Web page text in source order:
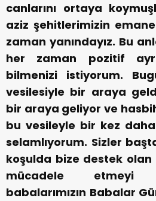
canlarını ortaya
aziz şehitlerimizin
zaman yanındayız. Bu
her zaman pozitif
bilmenizi istiyorum.
vesilesiyle bir araya
bir araya geliyor ve
bu vesileyle bir kez
selamlıyorum. Sizler
koşulda bize destek
mücadele
babalarımızın Babalar